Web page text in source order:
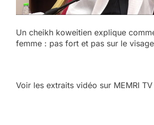
Un cheikh koweitien explique
femme : pas fort et pas sur le visage
Voir les extraits vidéo sur MEMRI TV